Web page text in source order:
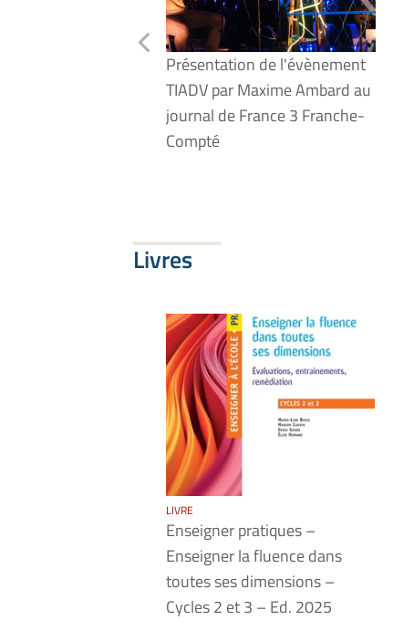
Présentation de l'évènement
TIADV par Maxime Ambard au
journal de France 3 Franche-
Compté
Livres
LIVRE
Enseigner pratiques –
Enseigner la fluence dans
toutes ses dimensions –
Cycles 2 et 3 – Ed. 2025